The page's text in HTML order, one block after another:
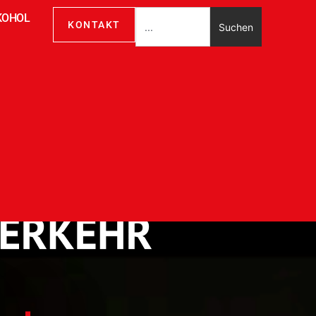
KONTAKT Suchen